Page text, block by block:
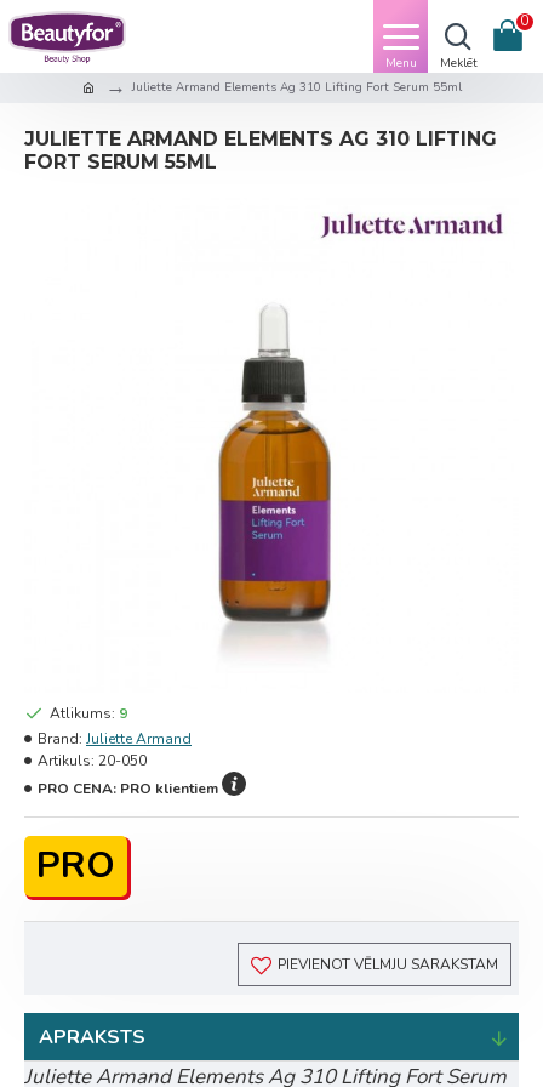
0
Juliette Armand Elements Ag 310 Lifting Fort Serum 55ml
JULIETTE ARMAND ELEMENTS AG 310 LIFTING
FORT SERUM 55ML
PRO
Atlikums: 9
Brand: Juliette Armand
Artikuls: 20-050
PRO CENA: PRO klientiem
PIEVIENOT VĒLMJU SARAKSTAM
APRAKSTS
Juliette Armand Elements Ag 310 Lifting Fort Serum